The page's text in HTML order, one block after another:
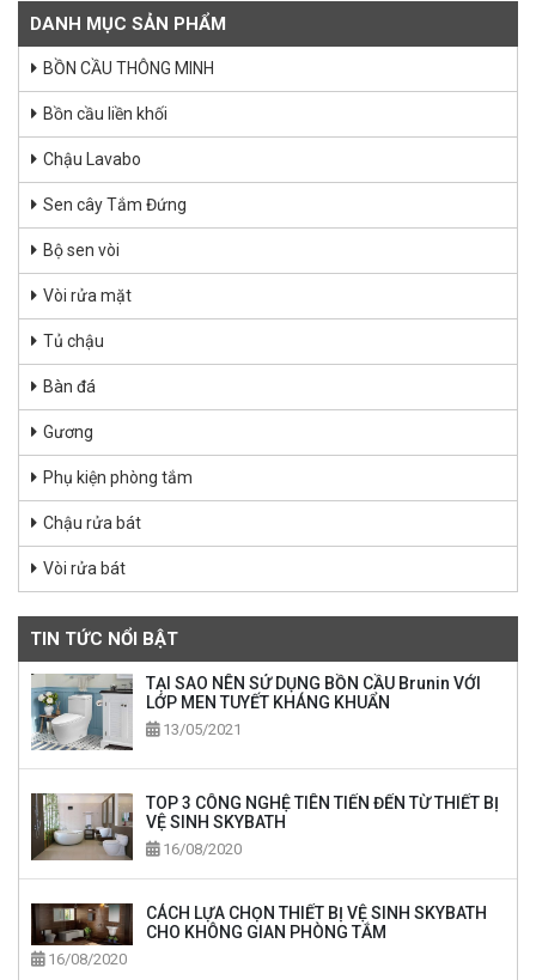
DANH MỤC SẢN PHẨM
BỒN CẦU THÔNG MINH
Bồn cầu liền khối
Chậu Lavabo
Sen cây Tắm Đứng
Bộ sen vòi
Vòi rửa mặt
Tủ chậu
Bàn đá
Gương
Phụ kiện phòng tắm
Chậu rửa bát
Vòi rửa bát
TIN TỨC NỔI BẬT
TẠI SAO NÊN SỬ DỤNG BỒN CẦU Brunin VỚI
LỚP MEN TUYẾT KHÁNG KHUẨN
13/05/2021
TOP 3 CÔNG NGHỆ TIÊN TIẾN ĐẾN TỪ THIẾT BỊ
VỆ SINH SKYBATH
16/08/2020
CÁCH LỰA CHỌN THIẾT BỊ VỆ SINH SKYBATH
CHO KHÔNG GIAN PHÒNG TẮM
16/08/2020